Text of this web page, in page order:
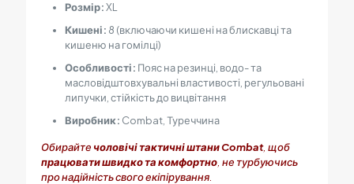
Розмір:XL
Кишені: 8 (включаючи кишені на блискавці та
кишеню на гомілці)
Особливості: Пояс на резинці, водо- та
масловідштовхувальні властивості, регульовані
липучки, стійкість до вицвітання
Виробник: Combat, Туреччина
Обирайте чоловічі тактичні штани Combat, щоб
працювати швидко та комфортно, не турбуючись
про надійність свого екіпірування.